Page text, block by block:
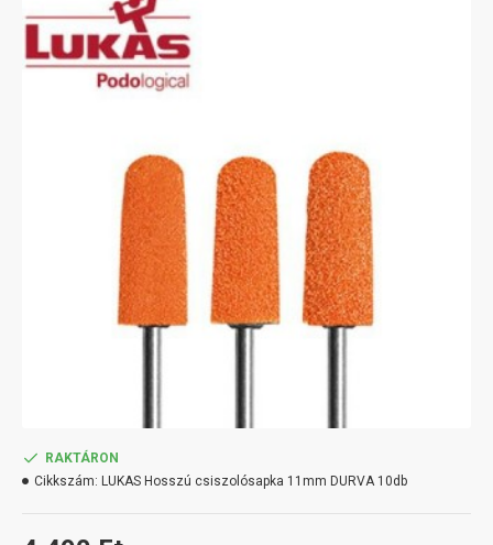
RAKTÁRON
Cikkszám: LUKAS Hosszú csiszolósapka 11mm DURVA 10db